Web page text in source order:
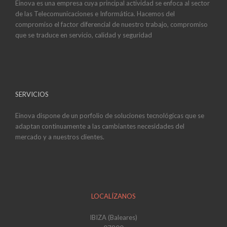
Einova es una empresa cuya principal actividad se enfoca al sector
de las Telecomunicaciones e Informática. Hacemos del
compromiso el factor diferencial de nuestro trabajo, compromiso
que se traduce en servicio, calidad y seguridad
SERVICIOS
Einova dispone de un porfolio de soluciones tecnológicas que se
adaptan continuamente a las cambiantes necesidades del
mercado y a nuestros clientes.
LOCALÍZANOS
IBIZA (Baleares)